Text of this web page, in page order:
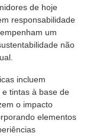
de hoje
responsabilidade
um
não
incluem
tintas à base de
o impacto
elementos